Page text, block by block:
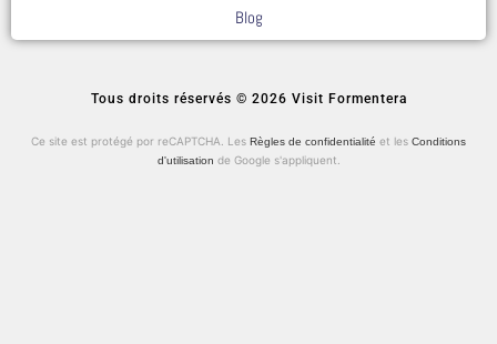
Blog
Tous droits réservés © 2026 Visit Formentera
Ce site est protégé por reCAPTCHA. Les Règles de confidentialité et les Conditions
d'utilisation de Google s'appliquent.